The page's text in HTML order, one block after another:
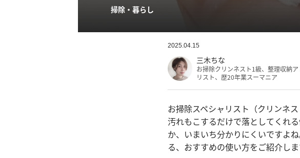
掃除・暮らし
2025.04.15
三木ちな
お掃除クリンネスト1級、整理収納
リスト、歴20年業スーマニア
お掃除スペシャリスト（クリンネ
汚れもこするだけで落としてくれ
か、いまいち分かりにくいですよ
る、おすすめの使い方をご紹介しま